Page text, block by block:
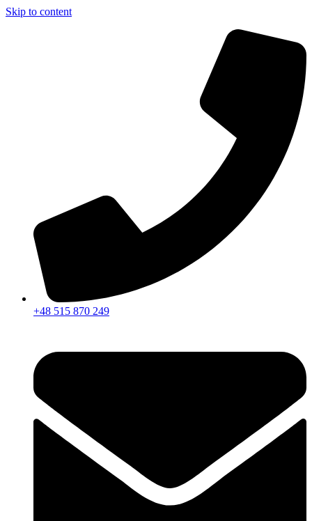
Skip to content
+48 515 870 249